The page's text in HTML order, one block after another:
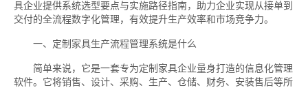
具企业提供系统选型要点与实施路径指南，助力企业实现从接单到
交付的全流程数字化管理，有效提升生产效率和市场竞争力。
一、定制家具生产流程管理系统是什么
简单来说，它是一套专为定制家具企业量身打造的信息化管理
软件。它将销售、设计、采购、生产、仓储、财务、安装售后等所